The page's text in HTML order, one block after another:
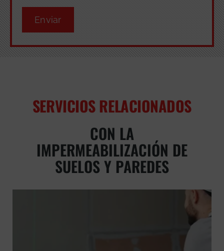
Enviar
SERVICIOS RELACIONADOS
CON LA
IMPERMEABILIZACIÓN DE
SUELOS Y PAREDES